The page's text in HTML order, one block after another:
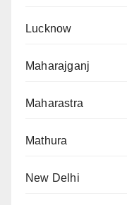
Lucknow
Maharajganj
Maharastra
Mathura
New Delhi